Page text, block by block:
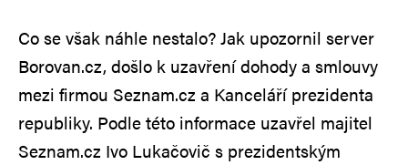
Co se však náhle nestalo? Jak upozornil server
Borovan.cz, došlo k uzavření dohody a smlouvy
mezi firmou Seznam.cz a Kanceláří prezidenta
republiky. Podle této informace uzavřel majitel
Seznam.cz Ivo Lukačovič s prezidentským